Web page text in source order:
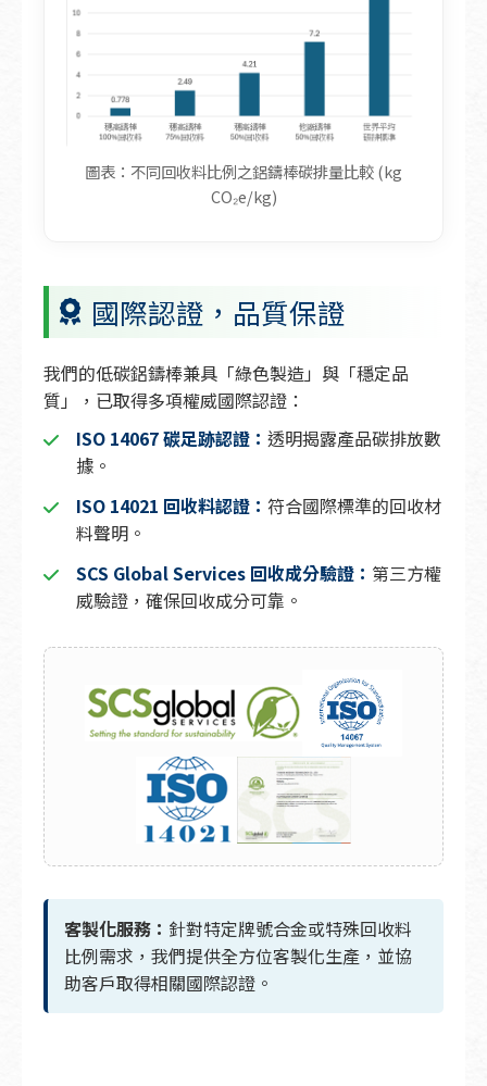
圖表：不同回收料比例之鋁鑄棒碳排量比較 (kg
CO₂e/kg)
國際認證，品質保證
我們的低碳鋁鑄棒兼具「綠色製造」與「穩定品
質」，已取得多項權威國際認證：
ISO 14067 碳足跡認證： 透明揭露產品碳排放數
據。
ISO 14021 回收料認證： 符合國際標準的回收材
料聲明。
SCS Global Services 回收成分驗證： 第三方權
威驗證，確保回收成分可靠。
客製化服務： 針對特定牌號合金或特殊回收料
比例需求，我們提供全方位客製化生產，並協
助客戶取得相關國際認證。